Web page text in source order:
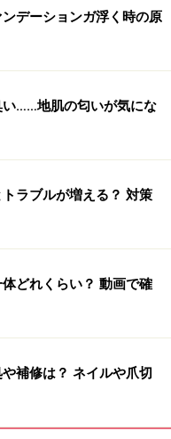
デーションガ浮く時の原
い……地肌の匂いが気にな
ラブルが増える？ 対策
どれくらい？ 動画で確
補修は？ ネイルや爪切